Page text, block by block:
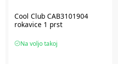
Cool Club CAB3101904
rokavice 1 prst
Na voljo takoj